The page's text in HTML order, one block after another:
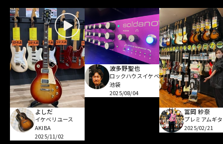
よしだ
イケベリユース
AKIBA
2025/11/02
波多野聖也
ロックハウスイケベ
池袋
2025/08/04
冨岡 紗奈
プレミアムギ
2025/02/21